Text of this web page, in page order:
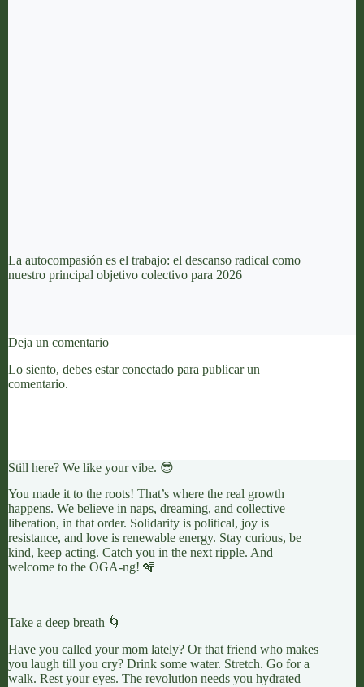
La autocompasión es el trabajo: el descanso radical como
nuestro principal objetivo colectivo para 2026
Deja un comentario
Lo siento, debes estarconectado para publicar un
comentario.
Still here? We like your vibe. 😎
You made it to the roots! That’s where the real growth
happens. We believe in naps, dreaming, and collective
liberation, in that order. Solidarity is political, joy is
resistance, and love is renewable energy. Stay curious, be
kind, keep acting. Catch you in the next ripple. And
welcome to the OGA-ng! 🪇
Take a deep breath 🌀
Have you called your mom lately? Or that friend who makes
you laugh till you cry? Drink some water. Stretch. Go for a
walk. Rest your eyes. The revolution needs you hydrated